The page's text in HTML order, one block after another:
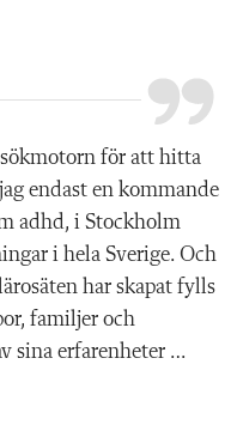
sökmotorn för att hitta
endast en kommande
adhd, i Stockholm
i hela Sverige. Och
har skapat fylls
familjer och
sina erfarenheter …